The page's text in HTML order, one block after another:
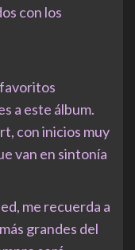
con los
a este álbum.
con inicios muy
van en sintonía
me recuerda a
grandes del